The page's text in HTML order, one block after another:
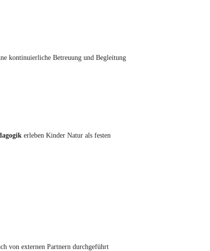
kontinuierliche Betreuung und Begleitung
erleben Kinder Natur als festen
von externen Partnern durchgeführt